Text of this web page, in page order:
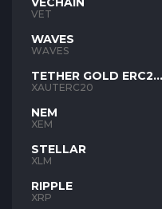
VET
WAVES
WAVES
TETHER GOLD ERC20
XAUT
XAUTERC20
NEM
XEM
STELLAR
XLM
RIPPLE
XRP